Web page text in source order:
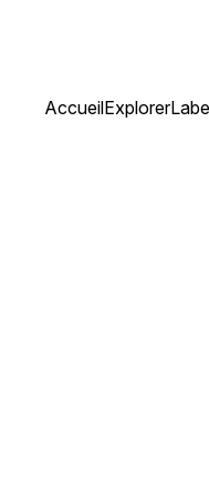
AccueilExplorer